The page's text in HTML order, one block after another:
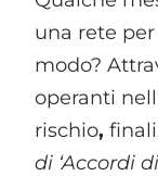
una rete
modo?
operanti
rischio,
di ‘Accordi